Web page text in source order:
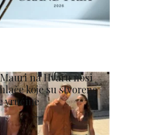
na Hvaru nosi
koje su stvorene
vrućine